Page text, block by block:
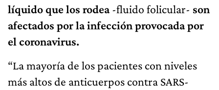
líquido que los rodea-fluido folicular- son
afectados por la infección provocada por
el coronavirus.
“La mayoría de los pacientes con niveles
más altos de anticuerpos contra SARS-